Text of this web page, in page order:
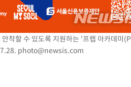
착할 수 있도록 지원하는 '프렙 아카데미
photo@newsis.com